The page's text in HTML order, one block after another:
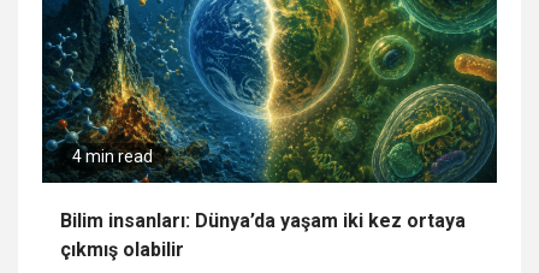
4 min read
Bilim insanları: Dünya’da yaşam iki kez ortaya
çıkmış olabilir